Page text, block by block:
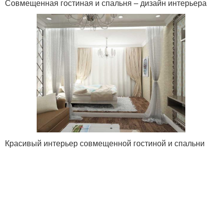
Совмещенная гостиная и спальня – дизайн интерьера
Красивый интерьер совмещенной гостиной и спальни